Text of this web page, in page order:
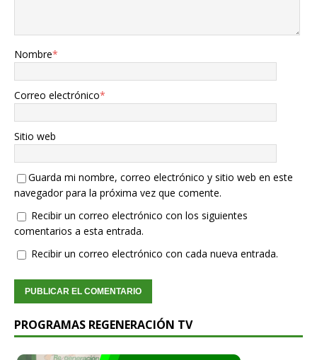
Nombre*
Correo electrónico*
Sitio web
Guarda mi nombre, correo electrónico y sitio web en este
navegador para la próxima vez que comente.
Recibir un correo electrónico con los siguientes
comentarios a esta entrada.
Recibir un correo electrónico con cada nueva entrada.
PROGRAMAS REGENERACIÓN TV